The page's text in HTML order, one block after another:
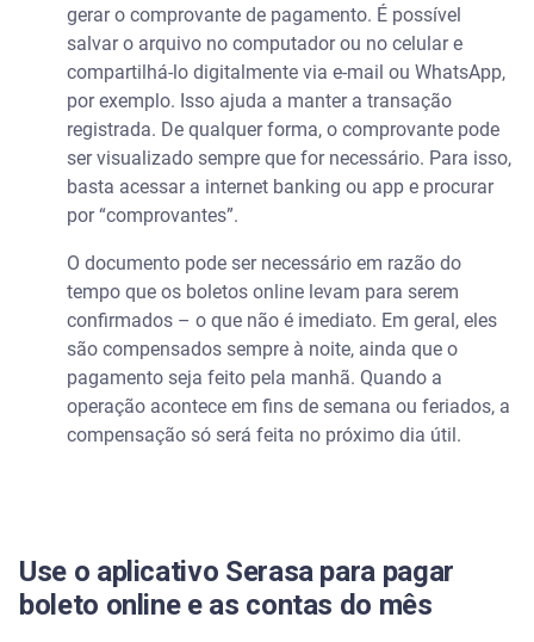
gerar o comprovante de pagamento. É possível
salvar o arquivo no computador ou no celular e
compartilhá-lo digitalmente via e-mail ou WhatsApp,
por exemplo. Isso ajuda a manter a transação
registrada. De qualquer forma, o comprovante pode
ser visualizado sempre que for necessário. Para isso,
basta acessar a internet banking ou app e procurar
por “comprovantes”.
O documento pode ser necessário em razão do
tempo que os boletos online levam para serem
confirmados – o que não é imediato. Em geral, eles
são compensados sempre à noite, ainda que o
pagamento seja feito pela manhã. Quando a
operação acontece em fins de semana ou feriados, a
compensação só será feita no próximo dia útil.
Use o aplicativo Serasa para pagar
boleto online e as contas do mês